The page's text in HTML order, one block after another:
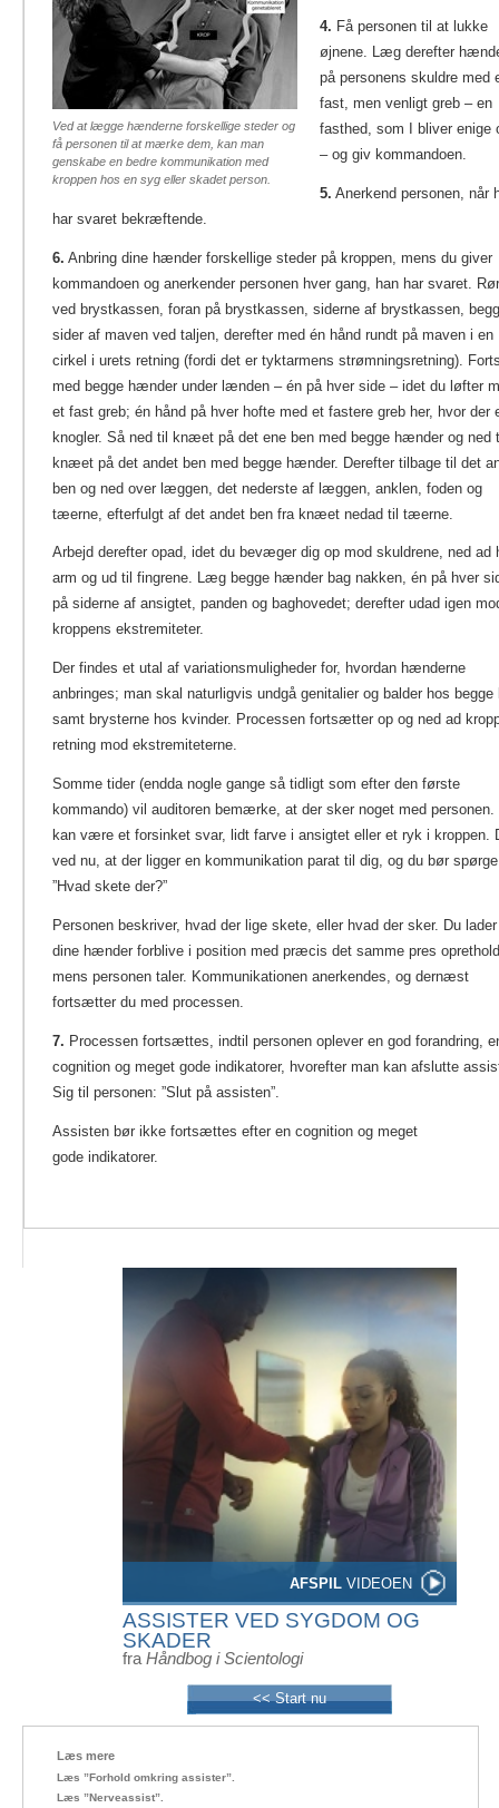
AFSPIL VIDEOEN
ASSISTER VED SYGDOM OG
SKADER
fra Håndbog i Scientologi
<< Start nu
Ved at lægge hænderne forskellige steder og
få personen til at mærke dem, kan man
genskabe en bedre kommunikation med
kroppen hos en syg eller skadet person.
4. Få personen til at lukke
øjnene. Læg derefter
på personens skuldre med
fast, men venligt greb – en
fasthed, som I bliver enige
– og giv kommandoen.
5. Anerkend personen, når
har svaret bekræftende.
6. Anbring dine hænder forskellige steder på kroppen, mens du giver
kommandoen og anerkender personen hver gang, han har svaret. Rør
ved brystkassen, foran på brystkassen, siderne af brystkassen,
sider af maven ved taljen, derefter med én hånd rundt på maven i en
cirkel i urets retning (fordi det er tyktarmens strømningsretning).
med begge hænder under lænden – én på hver side – idet du løfter
et fast greb; én hånd på hver hofte med et fastere greb her, hvor der
knogler. Så ned til knæet på det ene ben med begge hænder og ned
knæet på det andet ben med begge hænder. Derefter tilbage til det
ben og ned over læggen, det nederste af læggen, anklen, foden og
tæerne, efterfulgt af det andet ben fra knæet nedad til tæerne.
Arbejd derefter opad, idet du bevæger dig op mod skuldrene, ned ad
arm og ud til fingrene. Læg begge hænder bag nakken, én på hver
på siderne af ansigtet, panden og baghovedet; derefter udad igen
kroppens ekstremiteter.
Der findes et utal af variationsmuligheder for, hvordan hænderne
anbringes; man skal naturligvis undgå genitalier og balder hos begge
samt brysterne hos kvinder. Processen fortsætter op og ned ad
retning mod ekstremiteterne.
Somme tider (endda nogle gange så tidligt som efter den første
kommando) vil auditoren bemærke, at der sker noget med personen.
kan være et forsinket svar, lidt farve i ansigtet eller et ryk i kroppen.
ved nu, at der ligger en kommunikation parat til dig, og du bør
”Hvad skete der?”
Personen beskriver, hvad der lige skete, eller hvad der sker. Du lader
dine hænder forblive i position med præcis det samme pres
mens personen taler. Kommunikationen anerkendes, og dernæst
fortsætter du med processen.
7. Processen fortsættes, indtil personen oplever en god forandring,
cognition og meget gode indikatorer, hvorefter man kan afslutte
Sig til personen: ”Slut på assisten”.
Assisten bør ikke fortsættes efter en cognition og meget
gode indikatorer.
Læs mere
Læs ”Forhold omkring assister”.
Læs ”Nerveassist”.